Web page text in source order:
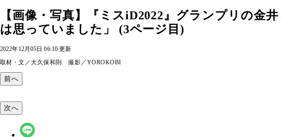
【画像・写真】『ミスiD2022』グランプリの金
は思っていました」 (3ページ目)
2022年12月05日 06:10 更新
取材・文／大久保和則 撮影／YOROKOBI
前へ
次へ